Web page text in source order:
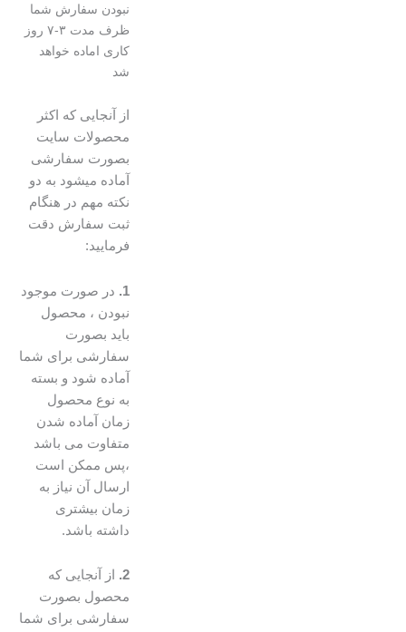
نبودن سفارش شما
ظرف مدت ۳-۷ روز
کاری اماده خواهد
از آنجایی که اکثر
محصولات سایت
بصورت سفارشی
آماده میشود به دو
نکته مهم در هنگام
ثبت سفارش دقت
فرمایید:
در صورت موجود
نبودن ، محصول
باید بصورت
سفارشی برای شما
آماده شود و بسته
به نوع محصول
زمان آماده شدن
متفاوت می باشد
،پس ممکن است
ارسال آن نیاز به
زمان بیشتری
داشته باشد.
از آنجایی که
محصول بصورت
سفارشی برای شما